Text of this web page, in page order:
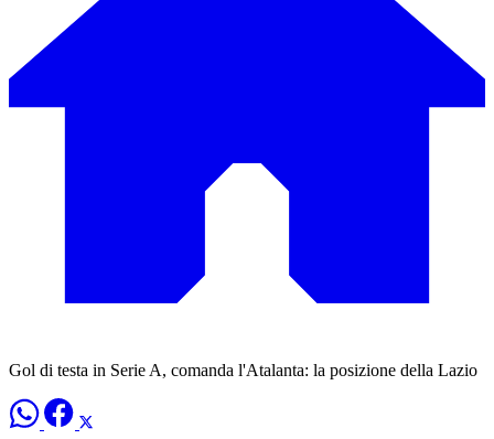
Gol di testa in Serie A, comanda l'Atalanta: la posizione della Lazio